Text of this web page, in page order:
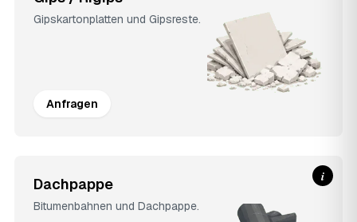
Gipskartonplatten und Gipsreste.
Anfragen
Dachpappe
Bitumenbahnen und Dachpappe.
i